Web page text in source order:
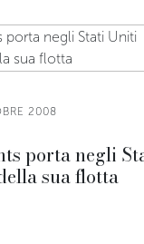
2008
porta negli
sua flotta